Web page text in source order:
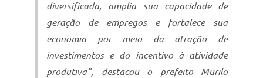
diversificada, amplia sua capacidade de
geração de empregos e fortalece sua
economia por meio da atração de
investimentos e do incentivo à atividade
produtiva", destacou o prefeito Murilo